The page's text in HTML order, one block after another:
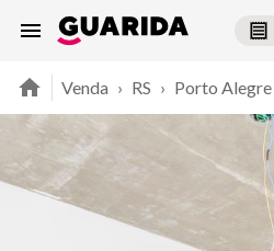
Venda › RS › Porto Alegre